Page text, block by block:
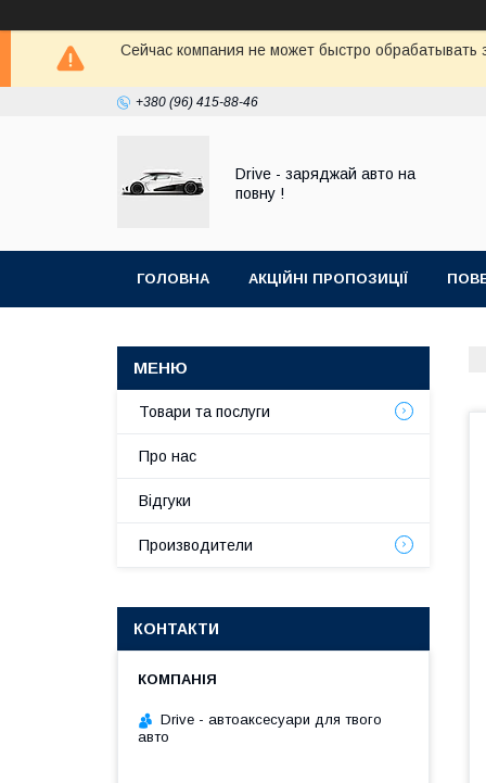
Сейчас компания не может быстро
+380 (96) 415-88-46
Drive - заряджай авто на
повну !
ГОЛОВНА АКЦІЙНІ ПРОПОЗИЦІЇ
Товари та послуги
Про нас
Відгуки
Производители
КОНТАКТИ
Drive - автоаксесуари для твого
авто